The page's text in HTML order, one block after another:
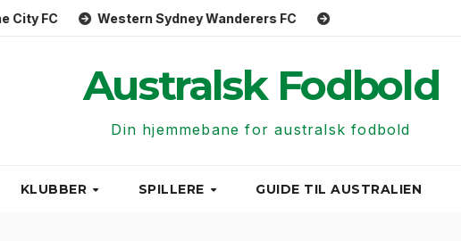
Western Sydney Wanderers FC Perth Glory FC
Australsk Fodbold
Din hjemmebane for australsk fodbold
KLUBBER SPILLERE GUIDE TIL AUSTRALIEN